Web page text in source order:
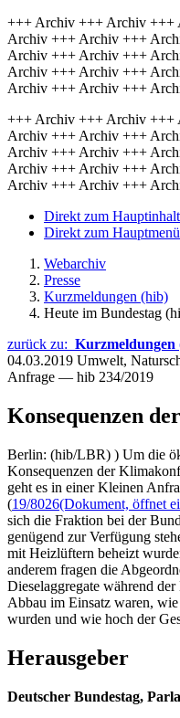
+++ Archiv +++ Archiv
Archiv +++ Archiv +++
Archiv +++ Archiv +++
Archiv +++ Archiv +++
Archiv +++ Archiv +++
+++ Archiv +++ Archiv
Archiv +++ Archiv +++
Archiv +++ Archiv +++
Archiv +++ Archiv +++
Archiv +++ Archiv +++
Direkt zum
Direkt zum
Webarchiv
Presse
Kurzmeldungen (hib)
Heute im Bundestag
zurück zu: Kurzmeldungen
04.03.2019 Umwelt,
Anfrage — hib 234/2019
Konsequenzen
Berlin: (hib/LBR) ) Um die
Konsequenzen der
geht es in einer Kleinen
(19/8026(Dokument, öffnet
sich die Fraktion bei der
genügend zur Verfügung
mit Heizlüftern beheizt
anderem fragen die
Dieselaggregate während
Abbau im Einsatz waren,
wurden und wie hoch der
Herausgeber
Deutscher Bundestag,